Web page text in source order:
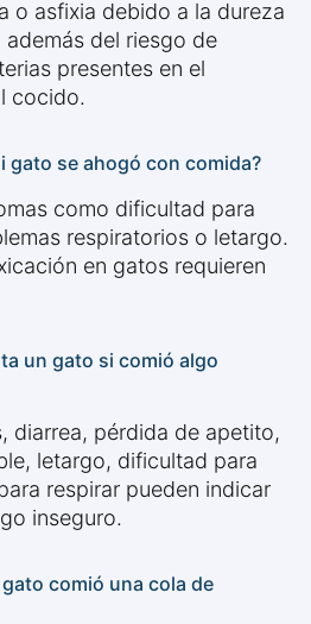
o asfixia debido a la dureza
del riesgo de
presentes en el
cocido.
gato se ahogó con comida?
como dificultad para
respiratorios o letargo.
en gatos requieren
un gato si comió algo
diarrea, pérdida de apetito,
letargo, dificultad para
respirar pueden indicar
inseguro.
comió una cola de